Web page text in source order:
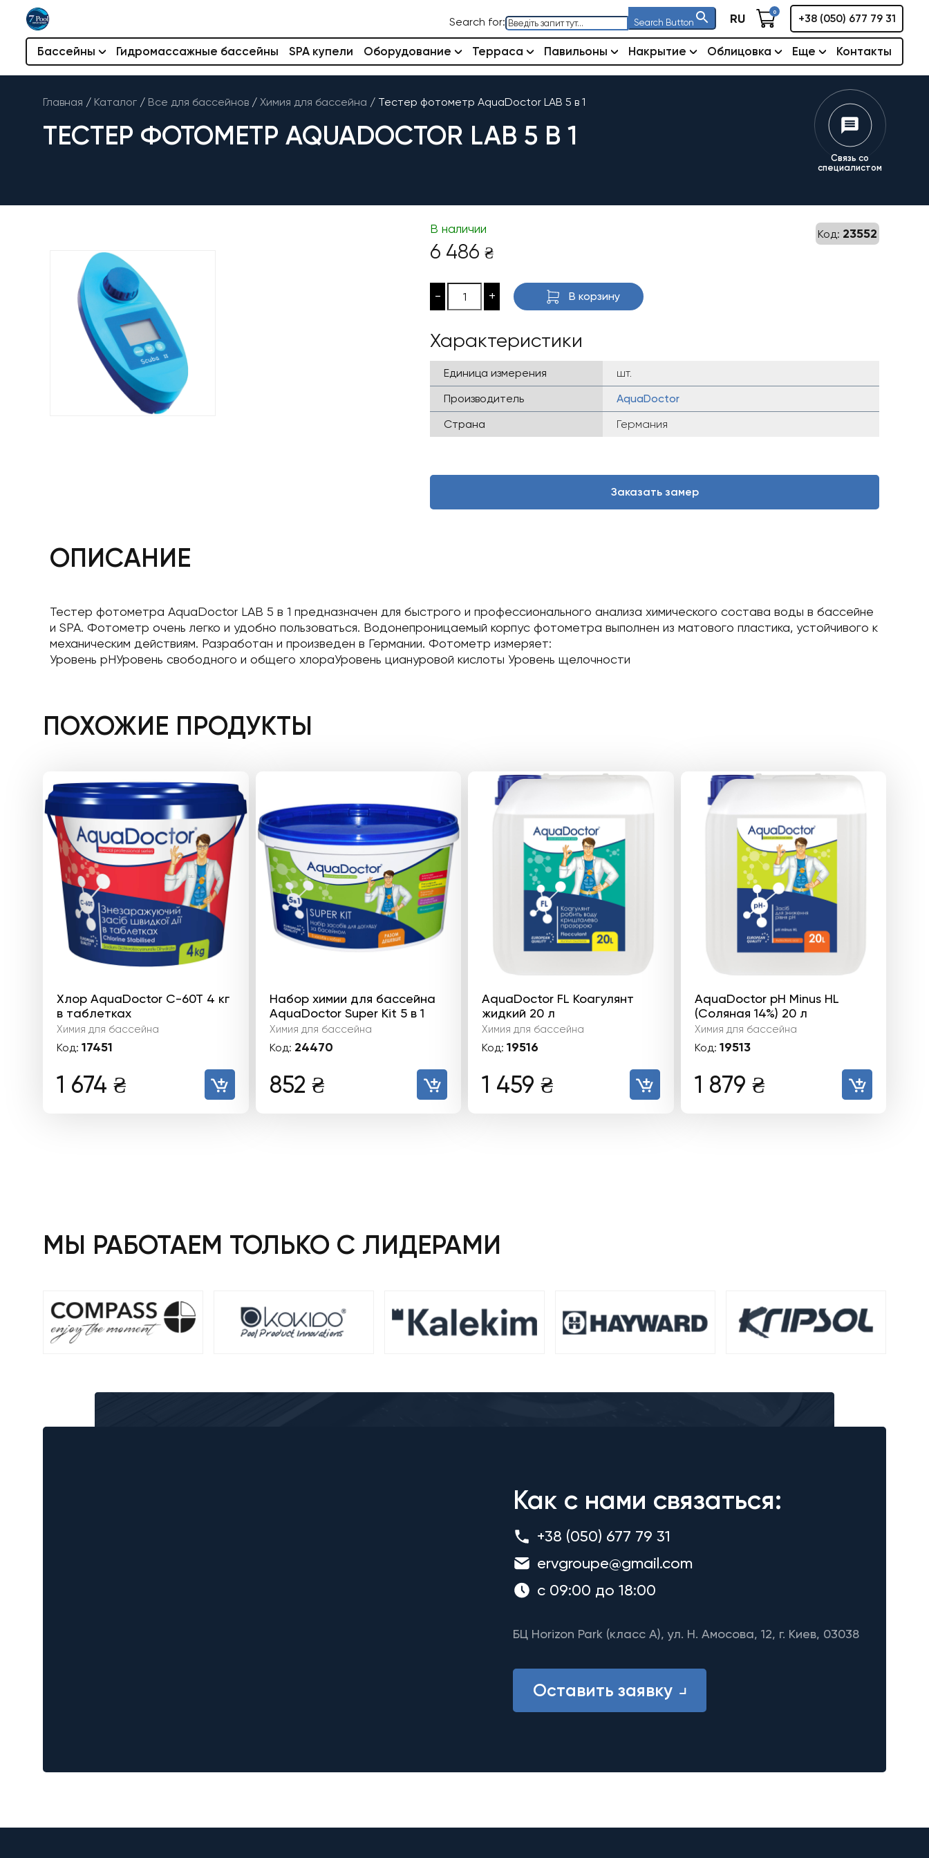
Search for: Search Button RU 0
+38 (050) 677 79 31
Бассейны Гидромассажные бассейны SPA купели Оборудование Терраса Павильоны Накрытие Облицовка Еще Контакты
Главная / Каталог / Все для бассейнов / Химия для бассейна / Тестер фотометр AquaDoctor LAB 5 в 1
ТЕСТЕР ФОТОМЕТР AQUADOCTOR LAB 5 В 1
Связь со
специалистом
Код: 23552
В наличии
6 486 ₴
- + В корзину
Характеристики
Единица измерения
шт.
Производитель
AquaDoctor
Страна
Германия
Заказать замер
ОПИСАНИЕ
Тестер фотометра AquaDoctor LAB 5 в 1 предназначен для быстрого и профессионального анализа химического состава воды в бассейне
и SPA. Фотометр очень легко и удобно пользоваться. Водонепроницаемый корпус фотометра выполнен из матового пластика, устойчивого к
механическим действиям. Разработан и произведен в Германии. Фотометр измеряет:
Уровень рНУровень свободного и общего хлораУровень циануровой кислоты Уровень щелочности
ПОХОЖИЕ ПРОДУКТЫ
Хлор AquaDoctor C-60T 4 кг
в таблетках
Химия для бассейна
Код: 17451
1 674 ₴
Набор химии для бассейна
AquaDoctor Super Kit 5 в 1
Химия для бассейна
Код: 24470
852 ₴
AquaDoctor FL Коагулянт
жидкий 20 л
Химия для бассейна
Код: 19516
1 459 ₴
AquaDoctor pH Minus HL
(Соляная 14%) 20 л
Химия для бассейна
Код: 19513
1 879 ₴
МЫ РАБОТАЕМ ТОЛЬКО С ЛИДЕРАМИ
Как с нами связаться:
+38 (050) 677 79 31
ervgroupe@gmail.com
с 09:00 до 18:00
БЦ Horizon Park (класс A), ул. Н. Амосова, 12, г. Киев, 03038
Оставить заявку